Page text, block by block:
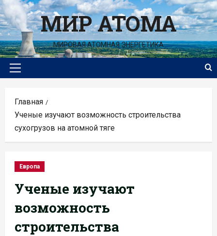
Перейти
к
содержимомуМИР АТОМА
МИРОВАЯ АТОМНАЯ ЭНЕРГЕТИКА
Основное
Главная
Ученые изучают возможность строительства
сухогрузов на атомной тяге
Европа
Ученые изучают
возможность
строительства